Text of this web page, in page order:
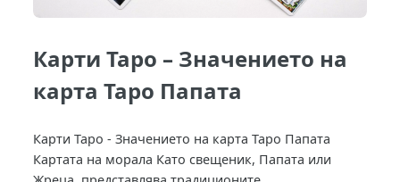
Карти Таро – Значението на
карта Таро Папата
Карти Таро - Значението на карта Таро Папата
Картата на морала Като свещеник, Папата или